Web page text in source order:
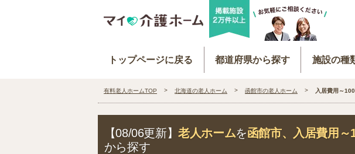
トップページに戻る 都道府県から探す 施設の種
有料老人ホームTOP 北海道の老人ホーム 函館市の老人ホーム 入居費用～
【08/06更新】老人ホームを函館市、入居費用～
から探す